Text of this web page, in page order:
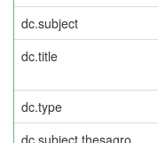
dc.subject
dc.title
dc.type
dc.subject.thesagro